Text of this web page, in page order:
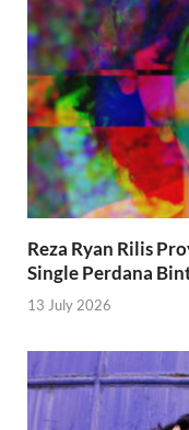
Reza Ryan Rilis
Single Perdana
13 July 2026